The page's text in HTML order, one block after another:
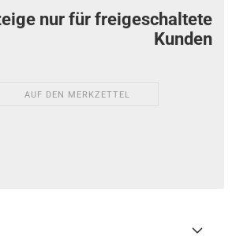
nur für freigeschaltete
Kunden
AUF DEN MERKZETTEL